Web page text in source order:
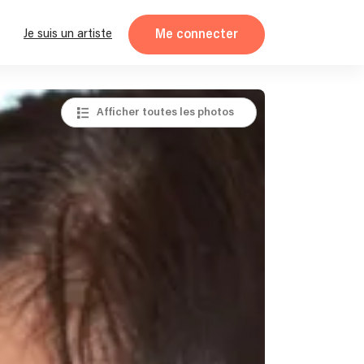
Je suis un artiste Me connecter
Afficher toutes les photos